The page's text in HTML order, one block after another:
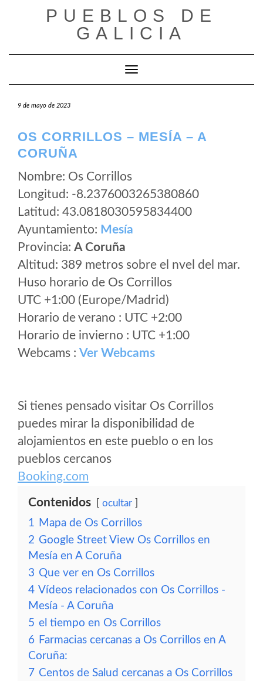
PUEBLOS DE
GALICIA
Cambiar modo de navegación
9 de mayo de 2023
OS CORRILLOS – MESÍA – A
CORUÑA
Nombre: Os Corrillos
Longitud: -8.2376003265380860
Latitud: 43.0818030595834400
Ayuntamiento: Mesía
Provincia: A Coruña
Altitud: 389 metros sobre el nvel del mar.
Huso horario de Os Corrillos
UTC +1:00 (Europe/Madrid)
Horario de verano : UTC +2:00
Horario de invierno : UTC +1:00
Webcams : Ver Webcams
Si tienes pensado visitar Os Corrillos
puedes mirar la disponibilidad de
alojamientos en este pueblo o en los
pueblos cercanos
Booking.com
Contenidos ocultar
1 Mapa de Os Corrillos
2 Google Street View Os Corrillos en
Mesía en A Coruña
3 Que ver en Os Corrillos
4 Vídeos relacionados con Os Corrillos -
Mesía - A Coruña
5 el tiempo en Os Corrillos
6 Farmacias cercanas a Os Corrillos en A
Coruña:
7 Centos de Salud cercanas a Os Corrillos